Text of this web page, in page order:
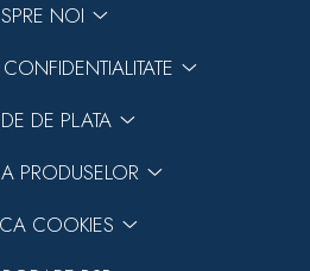
NOI
DE PLATA
PRODUSELOR
COOKIES